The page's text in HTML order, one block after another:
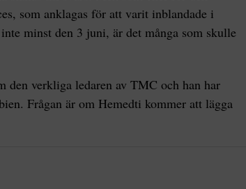
som anklagas för att varit inblandade i
minst den 3 juni, är det många som skulle
den verkliga ledaren av TMC och han har
Frågan är om Hemedti kommer att lägga